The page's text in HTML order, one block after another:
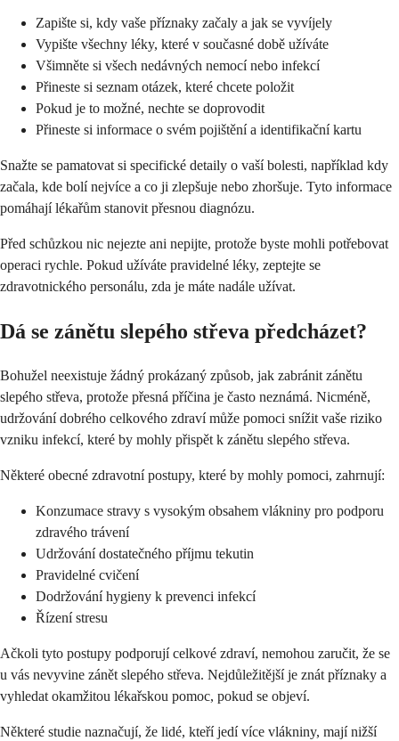
Zapište si, kdy vaše příznaky začaly a jak se vyvíjely
Vypište všechny léky, které v současné době užíváte
Všimněte si všech nedávných nemocí nebo infekcí
Přineste si seznam otázek, které chcete položit
Pokud je to možné, nechte se doprovodit
Přineste si informace o svém pojištění a identifikační kartu
Snažte se pamatovat si specifické detaily o vaší bolesti, například kdy
začala, kde bolí nejvíce a co ji zlepšuje nebo zhoršuje. Tyto informace
pomáhají lékařům stanovit přesnou diagnózu.
Před schůzkou nic nejezte ani nepijte, protože byste mohli potřebovat
operaci rychle. Pokud užíváte pravidelné léky, zeptejte se
zdravotnického personálu, zda je máte nadále užívat.
Dá se zánětu slepého střeva předcházet?
Bohužel neexistuje žádný prokázaný způsob, jak zabránit zánětu
slepého střeva, protože přesná příčina je často neznámá. Nicméně,
udržování dobrého celkového zdraví může pomoci snížit vaše riziko
vzniku infekcí, které by mohly přispět k zánětu slepého střeva.
Některé obecné zdravotní postupy, které by mohly pomoci, zahrnují:
Konzumace stravy s vysokým obsahem vlákniny pro podporu
zdravého trávení
Udržování dostatečného příjmu tekutin
Pravidelné cvičení
Dodržování hygieny k prevenci infekcí
Řízení stresu
Ačkoli tyto postupy podporují celkové zdraví, nemohou zaručit, že se
u vás nevyvine zánět slepého střeva. Nejdůležitější je znát příznaky a
vyhledat okamžitou lékařskou pomoc, pokud se objeví.
Některé studie naznačují, že lidé, kteří jedí více vlákniny, mají nižší